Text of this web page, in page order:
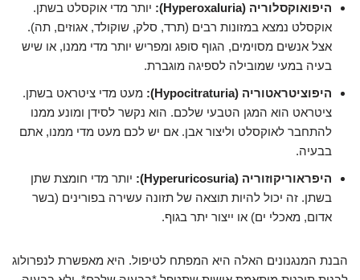
היפואוקסלוריה (Hyperoxaluria):
יותר מדי אוקסלט בשתן.
אוקסלט נמצא במזונות רבים (תרד, סלק, שוקולד, אגוזים, תה).
אצל אנשים מסוימים, הגוף סופג ומפריש יותר מדי ממנו, או שיש
בעיה במעי שמובילה לספיגה מוגברת.
היפוציטראטוריה (Hypocitraturia):
מעט מדי ציטראט בשתן.
ציטראט הוא המגן הטבעי שלכם. הוא נקשר לסידן ומונע ממנו
להתחבר לאוקסלט וליצור אבן. אם יש לכם מעט מדי ממנו, אתם
בבעיה.
היפראוריקוזוריה (Hyperuricosuria):
יותר מדי חומצת שתן
בשתן. זה יכול להיות תוצאה של תזונה עשירה בפורינים (בשר
אדום, מאכלי ים) או ייצור יתר בגוף.
הבנת המנגנונים האלה היא המפתח לטיפול. היא מאפשרת לנפרולוג